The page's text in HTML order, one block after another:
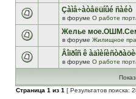
Çàìå÷àòåëüíûé ñàéò
в форуме О работе
Желье
в форуме Жилищное
Âîïðîñ ê
в форуме О работе
Страница 1 из 1 [ Результатов поиска: